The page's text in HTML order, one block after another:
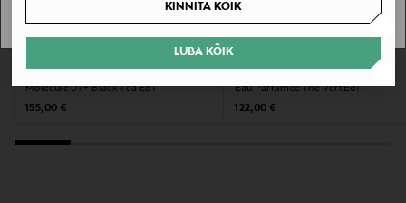
KINNITA KÕIK
LUBA KÕIK
100 ML
ÜHENDKUNINGRIIK
Valmistaja tootenumber
ESCENTRIC MOLECULES
Molecule 01 + Black Tea EdT
Original Price
155,00 €
BVLGARI
Eau Parfumée Thé Vert EdT
Original Price
122,00 €